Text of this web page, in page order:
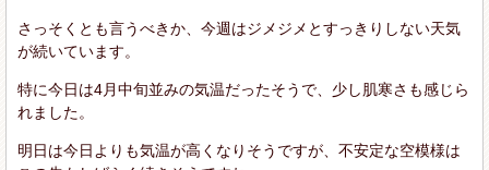
さっそくとも言うべきか、今週はジメジメとすっきりしない天気
が続いています。
特に今日は4月中旬並みの気温だったそうで、少し肌寒さも感じら
れました。
明日は今日よりも気温が高くなりそうですが、不安定な空模様は